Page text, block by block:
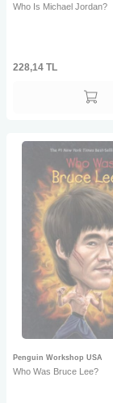
Who Is Michael Jordan?
228,14 TL
Penguin Workshop USA
Who Was Bruce Lee?